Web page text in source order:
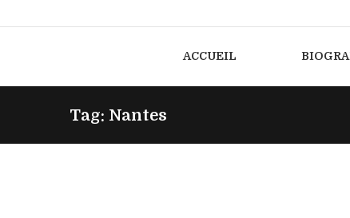
ACCUEIL
Tag: Nantes